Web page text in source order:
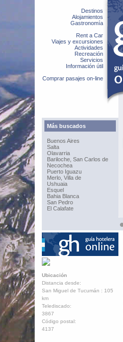
Destinos
Alojamientos
Gastronomía
Rent a Car
Viajes y excursiones
Actividades
Recreación
Servicios
Información útil
Comprar pasajes on-line
Más buscados
Buenos Aires
Salta
Olavarria
Bariloche, San Carlos de
Necochea
Puerto Iguazu
Merlo, Villa de
Ushuaia
Esquel
Bahia Blanca
San Pedro
El Calafate
Ubicación
Distancia desde:
San Miguel de Tucumán : 105
km
Telediscado:
3867
Código postal:
4137